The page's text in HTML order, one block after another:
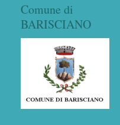
Comune di
BARISCIANO